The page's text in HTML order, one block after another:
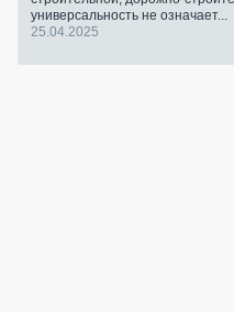
универсальность не означает...
25.04.2025